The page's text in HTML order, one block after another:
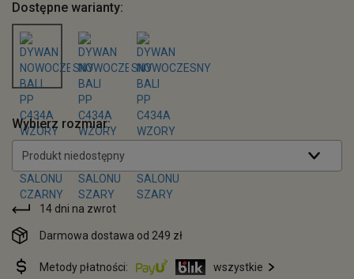
Dostępne warianty:
Wybierz rozmiar:
Produkt niedostępny
14 dni na zwrot
Darmowa dostawa od 249 zł
Metody płatności: wszystkie